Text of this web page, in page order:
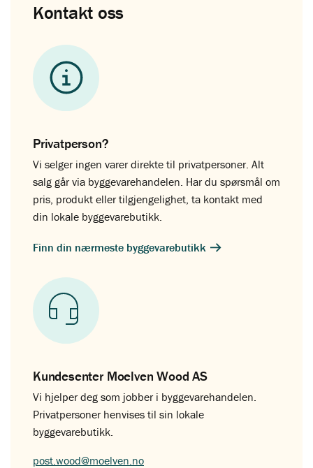
Kontakt oss
Privatperson?
Vi selger ingen varer direkte til privatpersoner. Alt
salg går via byggevarehandelen. Har du spørsmål om
pris, produkt eller tilgjengelighet, ta kontakt med
din lokale byggevarebutikk.
Finn din nærmeste byggevarebutikk
Kundesenter Moelven Wood AS
Vi hjelper deg som jobber i byggevarehandelen.
Privatpersoner henvises til sin lokale
byggevarebutikk.
post.wood@moelven.no